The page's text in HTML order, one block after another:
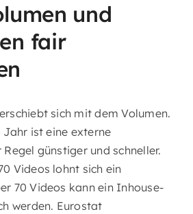
und
fair
sich mit dem Volumen.
ist eine externe
günstiger und schneller.
Videos lohnt sich ein
70 Videos kann ein Inhouse-
werden. Eurostat